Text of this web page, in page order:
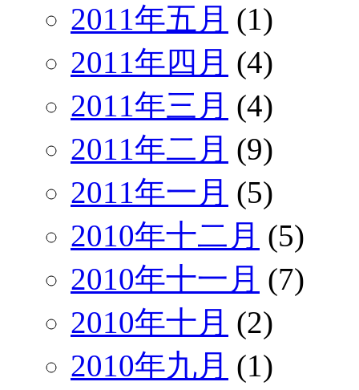
2011年五月 (1)
2011年四月 (4)
2011年三月 (4)
2011年二月 (9)
2011年一月 (5)
2010年十二月 (5)
2010年十一月 (7)
2010年十月 (2)
2010年九月 (1)